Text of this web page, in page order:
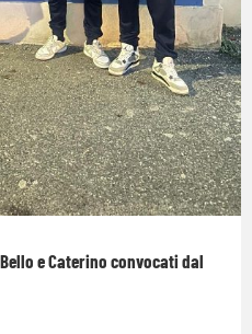
e Caterino convocati dal